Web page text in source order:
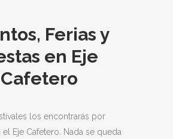
Ferias y
en Eje
Cafetero
los encontrarás por
Eje Cafetero. Nada se queda